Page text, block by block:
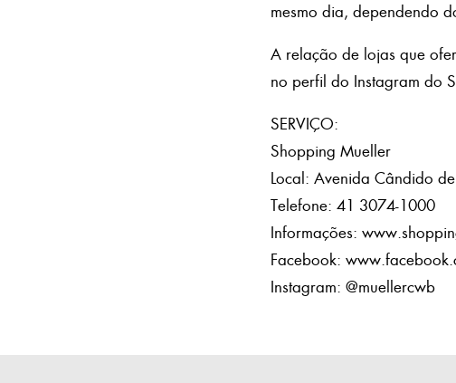
mesmo dia, dependendo
A relação de lojas que
no perfil do Instagram do
SERVIÇO:
Shopping Mueller
Local: Avenida Cândido
Telefone: 41 3074-1000
Informações:
Facebook:
Instagram: @muellercwb